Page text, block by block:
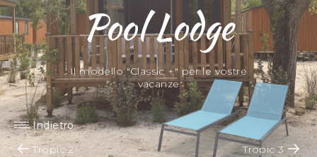
Pool Lodge
Il modello "Classic +" per le vostre
vacanze
Indietro
Tropic 2
Tropic 3